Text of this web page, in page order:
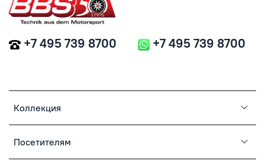
Коллекция
Посетителям
+7 495 739 8700 +7 495 739 8700